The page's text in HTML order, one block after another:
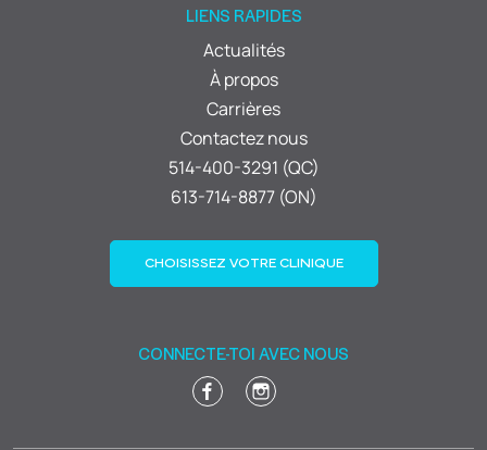
LIENS RAPIDES
Actualités
À propos
Carrières
Contactez nous
514-400-3291 (QC)
613-714-8877 (ON)
CHOISISSEZ VOTRE CLINIQUE
CONNECTE-TOI AVEC NOUS